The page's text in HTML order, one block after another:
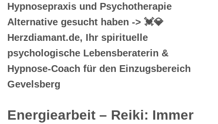
Hypnosepraxis und Psychotherapie
Alternative gesucht haben -> 💓️💎
Herzdiamant.de, Ihr spirituelle
psychologische Lebensberaterin &
Hypnose-Coach für den Einzugsbereich
Gevelsberg
Energiearbeit – Reiki: Immer